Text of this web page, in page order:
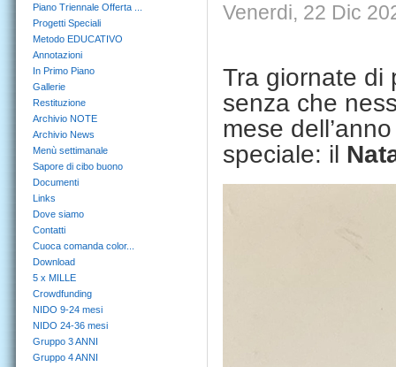
Venerdi, 22 Dic
Tra giornate di
senza che
mese
speciale: il
Piano Triennale Offerta ...
Progetti Speciali
Metodo EDUCATIVO
Annotazioni
In Primo Piano
Gallerie
Restituzione
Archivio NOTE
Archivio News
Menù settimanale
Sapore di cibo buono
Documenti
Links
Dove siamo
Contatti
Cuoca comanda color...
Download
5 x MILLE
Crowdfunding
NIDO 9-24 mesi
NIDO 24-36 mesi
Gruppo 3 ANNI
Gruppo 4 ANNI